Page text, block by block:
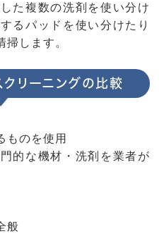
た複数の洗剤を使い分け
るパッドを使い分けたり
します。
リーニングの比較
ものを使用
的な機材・洗剤を業者が
般